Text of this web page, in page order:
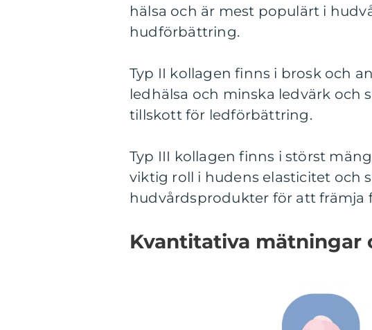
hälsa och är mest populärt i
hudförbättring.
Typ II kollagen finns i brosk och
ledhälsa och minska ledvärk och
tillskott för ledförbättring.
Typ III kollagen finns i störst
viktig roll i hudens elasticitet och
hudvårdsprodukter för att främja
Kvantitativa mätningar